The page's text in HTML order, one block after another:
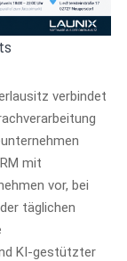
verbindet
mit
vor, bei
täglichen
KI-gestützter